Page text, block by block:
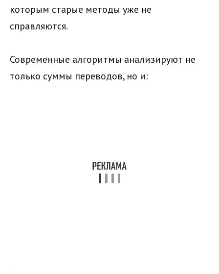
которым старые методы уже не
справляются.
Современные алгоритмы анализируют не
только суммы переводов, но и: